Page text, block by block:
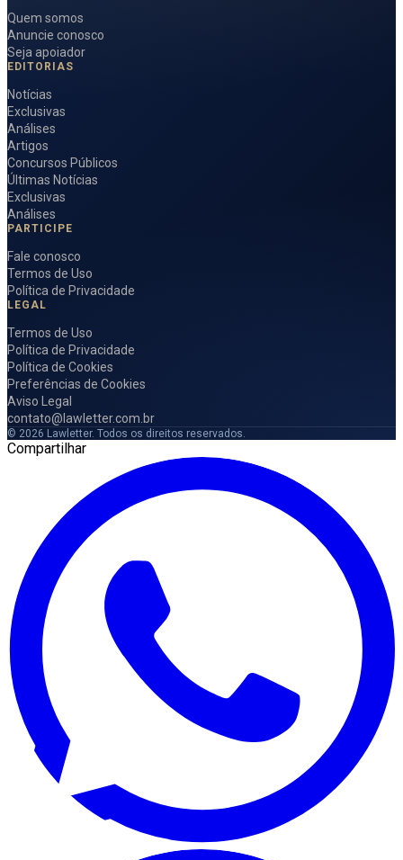
Quem somos
Anuncie conosco
Seja apoiador
EDITORIAS
Notícias
Exclusivas
Análises
Artigos
Concursos Públicos
Últimas Notícias
Exclusivas
Análises
PARTICIPE
Fale conosco
Termos de Uso
Política de Privacidade
LEGAL
Termos de Uso
Política de Privacidade
Política de Cookies
Preferências de Cookies
Aviso Legal
contato@lawletter.com.br
© 2026 Lawletter. Todos os direitos reservados.
Compartilhar